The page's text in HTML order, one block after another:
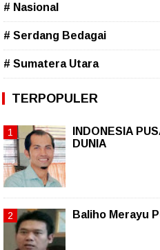
# Nasional
# Serdang Bedagai
# Sumatera Utara
TERPOPULER
INDONESIA
DUNIA
Baliho Merayu